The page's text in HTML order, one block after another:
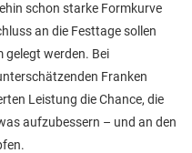
schon starke Formkurve
an die Festtage sollen
gelegt werden. Bei
Franken
Leistung die Chance, die
aufzubessern – und an den